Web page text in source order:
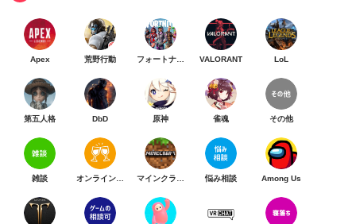
Apex 荒野行動 VALORANT LoL
第五人格 DbD 原神 雀魂 その他
雑談 悩み相談 Among Us